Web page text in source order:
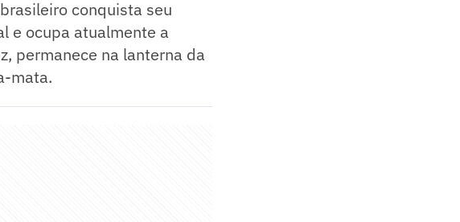
conquista seu
e ocupa atualmente a
permanece na lanterna da
mata.